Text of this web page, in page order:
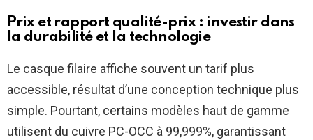
Prix et rapport qualité-prix : investir dans
la durabilité et la technologie
Le casque filaire affiche souvent un tarif plus
accessible, résultat d’une conception technique plus
simple. Pourtant, certains modèles haut de gamme
utilisent du cuivre PC-OCC à 99,999%, garantissant